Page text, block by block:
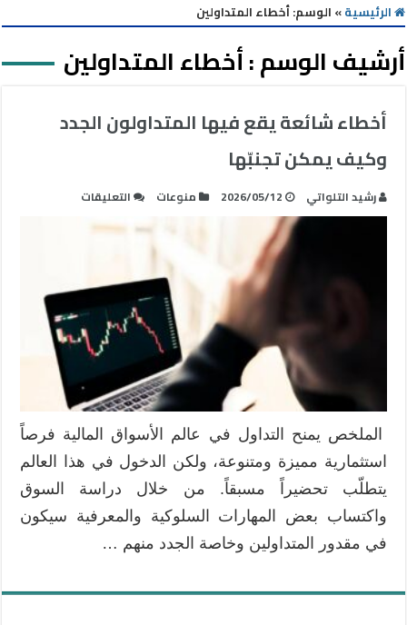
الرئيسية» الوسم:أخطاء المتداولين
أرشيف الوسم :أخطاء المتداولين
أخطاء شائعة يقع فيها المتداولون الجدد
وكيف يمكن تجنبّها
رشيد التلواتي 2026/05/12 منوعات التعليقات
المتداولون
الجدد
وكيف
يمكن
تجنبّها
مغلقة
الملخص يمنح التداول في عالم الأسواق المالية فرصاً
استثمارية مميزة ومتنوعة، ولكن الدخول في هذا العالم
يتطلّب تحضيراً مسبقاً. من خلال دراسة السوق
واكتساب بعض المهارات السلوكية والمعرفية سيكون
في مقدور المتداولين وخاصة الجدد منهم …